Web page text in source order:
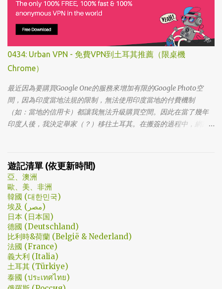
劇。第一集看完的時候，說真的還真不知道這部劇集要表達什麼 -
因為開頭讓我覺得無厘頭的場景和後續開始步入至安的黑暗世界，
讓我好難入戲。 為什麼要作這飄蟲視角? 為什麼要加這些星星? 所以
當我推這部戲給朋友的時候，我和朋友說一定要撐過第一集，過了
就沒事了… 很可惜的是，當後面我每集都看到落淚的時候，我朋友無
法體會，因為她在第一集就陣亡了。 題外話，整部影集完結後，我
還是在劇荒中，再重看第一集，意外的覺得發現角色們的另外一
面。像是大叔上班時原來是講冷笑話的高手；至安那張毫無感情的
臉，讓人恐懼；另外大叔老婆偷情偷的天經地義，無負擔，也讓我
嚇到。 看這鏡頭有時候都不知道老婆怎麼會回心轉意。 如同版友們
劇了；接著至安把都俊永代表玩弄掌心的談判…這倒底是怎麼樣風格
的劇集，難倒是推理劇嗎? 但是主角三兄弟與媽媽的鬥嘴，這不應該
是家庭劇嗎? 說到家庭劇，這部劇我第一個哭點和男女主角無關，而
是在大哥被罵，媽媽放下便當離開，之後對他微笑的那場戲。然後
我知道，我放不下這部劇了。 但這編劇藥下的好猛，同一集還不肯
放手。結尾細節就不說了，硬是收的漂亮 - 這麼棒的劇才第四集，
不禁讓我倍感期待，也開始每週期待上演的時間。 還加了Prison
Break的梗，剛好我就是PB的劇迷呀!!! 這應該是很感人的橋段，但怎
麼腦海中覺得奶奶好像和ET一樣要飛往月球了… 看到這的時候只覺
得大叔身體真是好，我應該已經無法揹著媽...
0434: Urban VPN - 免費VPN到土耳其推薦（限桌機
Chrome）
最近因為要購買Google One的服務來增加有限的Google Photo空
間，因為印度當地法規的限制，無法使用印度當地的付費機制
（如：當地的信用卡）都讓我無法升級購買空間。因此在當了幾年
印度人後，我決定舉家（？）移往土耳其。在搬簽的過程中，網路
期了… 在花了幾個小時試了一下，目前與大家推薦的是Urban VPN
遊記清單 (依更新時間)
亞、澳洲
歐、美、非洲
韓國 (대한민국)
埃及 (مصر)
日本 (日本国)
德國 (Deutschland)
比利時&荷蘭 (België & Nederland)
法國 (France)
義大利 (Italia)
土耳其 (Türkiye)
泰國 (ประเทศไทย)